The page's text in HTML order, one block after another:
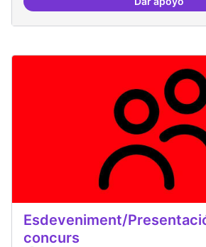
Esdeveniment/
concurs